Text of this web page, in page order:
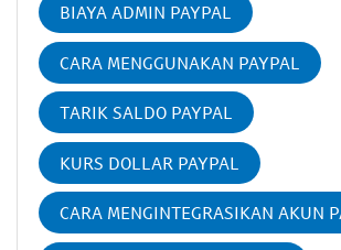
BIAYA ADMIN PAYPAL
CARA MENGGUNAKAN PAYPAL
TARIK SALDO PAYPAL
KURS DOLLAR PAYPAL
CARA MENGINTEGRASIKAN AKUN